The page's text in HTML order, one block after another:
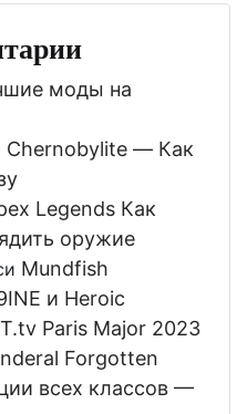
моды на
Chernobylite — Как
Legends Как
оружие
Mundfish
и Heroic
Paris Major 2023
Forgotten
всех классов —